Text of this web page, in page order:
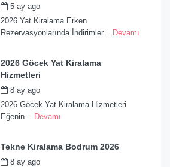
5 ay ago
2026 Yat Kiralama Erken
Rezervasyonlarında İndirimler... Devamı
2026 Göcek Yat Kiralama
Hizmetleri
8 ay ago
2026 Göcek Yat Kiralama Hizmetleri
Eğenin... Devamı
Tekne Kiralama Bodrum 2026
8 ay ago